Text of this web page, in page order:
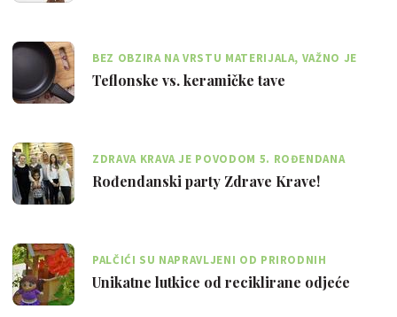
BEZ OBZIRA NA VRSTU MATERIJALA, VAŽNO JE
ZNATI KAKO ODRŽAVATI POSUĐE
Teflonske vs. keramičke tave
ZDRAVA KRAVA JE POVODOM 5. ROĐENDANA
PRIPREMILA ROĐENDANSKI PARTY
Rođendanski party Zdrave Krave!
PALČIĆI SU NAPRAVLJENI OD PRIRODNIH
MATERIJALA
Unikatne lutkice od reciklirane odjeće